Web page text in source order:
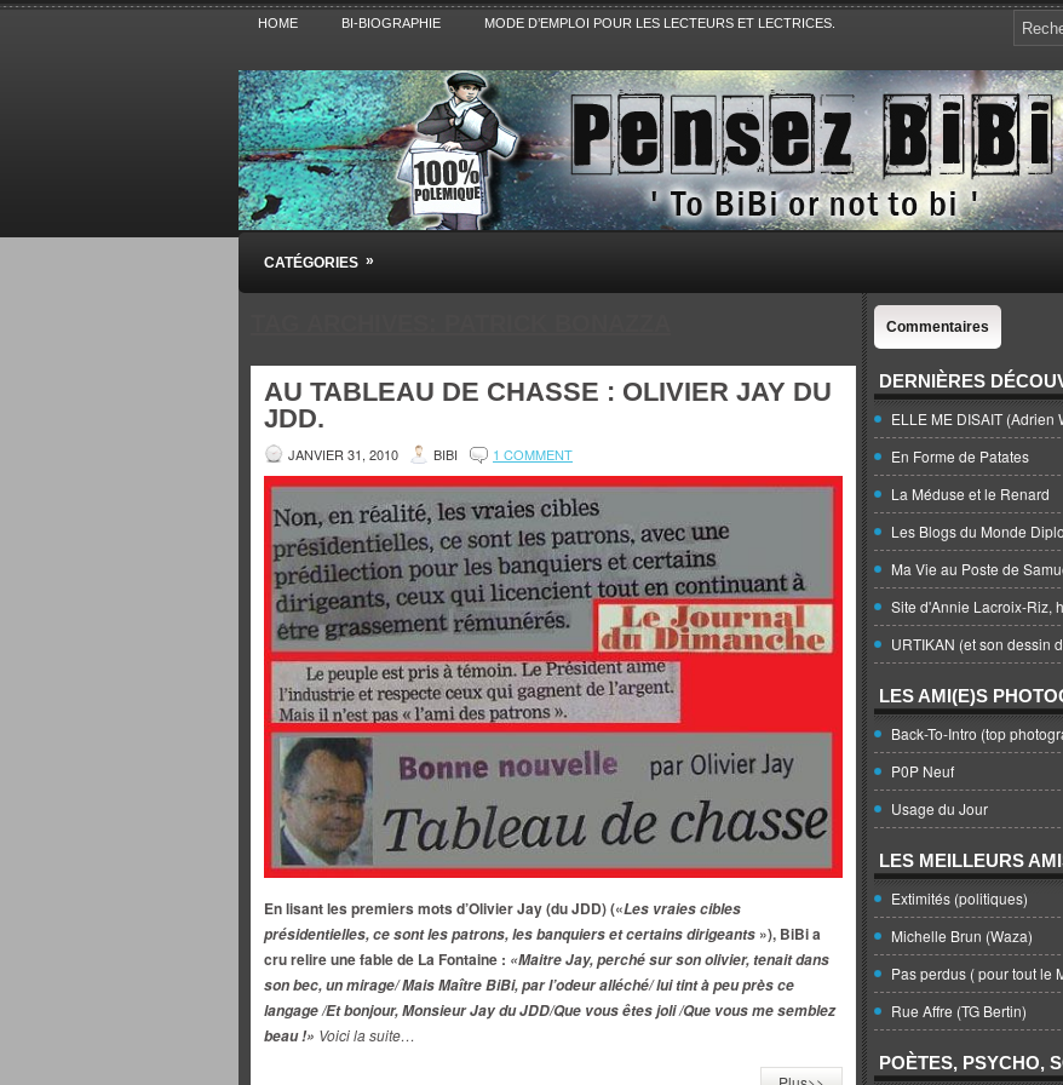
HOME BI-BIOGRAPHIE MODE D’EMPLOI POUR LES LECTEURS ET LECTRICES.
Pensez BiBi
Blog polémique sur l'Actualité, la Culture, la Politique, le Sport,. Avec Revue de presse et de blogs.
CATÉGORIES »
AU TABLEAU DE CHASSE : OLIVIER JAY DU
JDD.
JANVIER 31, 2010 BIBI 1 COMMENT
En lisant les premiers mots d’Olivier Jay (du JDD) («Les vraies cibles
présidentielles, ce sont les patrons, les banquiers et certains dirigeants »), BiBi a
cru relire une fable de La Fontaine : «Maitre Jay, perché sur son olivier, tenait dans
son bec, un mirage/ Mais Maître BiBi, par l’odeur alléché/ lui tint à peu près ce
langage /Et bonjour, Monsieur Jay du JDD/Que vous êtes joli /Que vous me semblez
beau !» Voici la suite…
Commentaires
DERNIÈRES
ELLE ME DISAIT (Adrien
En Forme de Patates
La Méduse et le Renard
Les Blogs du Monde
Ma Vie au Poste de
Site d'Annie Lacroix-Riz,
URTIKAN (et son dessin
LES AMI(E)S
Back-To-Intro (top
P0P Neuf
Usage du Jour
LES MEILLEURS
Extimités (politiques)
Michelle Brun (Waza)
Pas perdus ( pour tout le
Rue Affre (TG Bertin)
POÈTES, PSYCHO,